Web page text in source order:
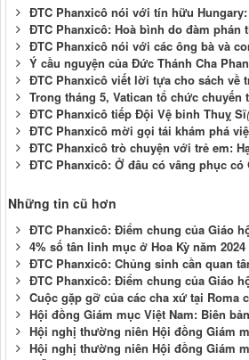
ĐTC Phanxicô nói với tín hữu
ĐTC Phanxicô: Hoà bình do đàm
ĐTC Phanxicô nói với các ông bà và
Ý cầu nguyện của Đức Thánh Cha
ĐTC Phanxicô viết lời tựa cho sách về
Trong tháng 5, Vatican tổ chức
ĐTC Phanxicô tiếp Đội Vệ binh Thuỵ Sĩ
ĐTC Phanxicô mời gọi tái khám phá
ĐTC Phanxicô trò chuyện với trẻ em:
ĐTC Phanxicô: Ở đâu có vâng phục
Những tin cũ hơn
ĐTC Phanxicô: Điểm chung của Giáo
4% số tân linh mục ở Hoa Kỳ năm
ĐTC Phanxicô: Chủng sinh cần quan
ĐTC Phanxicô: Điểm chung của Giáo
Cuộc gặp gỡ của các cha xứ tại Roma
Hội đồng Giám mục Việt Nam: Biên
Hội nghị thường niên Hội đồng Giám
Hội nghị thường niên Hội đồng Giám